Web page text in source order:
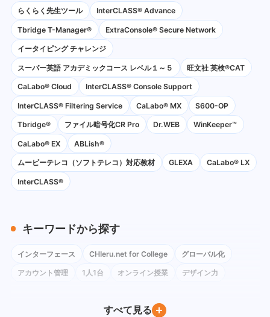
らくらく先生ツール InterCLASS® Advance
Tbridge T-Manager® ExtraConsole® Secure Network
イータイピング チャレンジ
スーパー英語 アカデミックコース レベル１～５ 旺文社 英検®CAT
CaLabo®︎ Cloud InterCLASS®︎ Console Support
InterCLASS®︎ Filtering Service CaLabo® MX S600-OP
Tbridge® ファイル暗号化CR Pro Dr.WEB WinKeeper™
CaLabo® EX ABLish®
ムービーテレコ（ソフトテレコ）対応教材 GLEXA CaLabo® LX
InterCLASS®
キーワードから探す
インターフェース CHIeru.net for College グローバル化
アカウント管理 1人1台 オンライン授業 デザイン力
iPad Google Workspace for Education
すべて見る